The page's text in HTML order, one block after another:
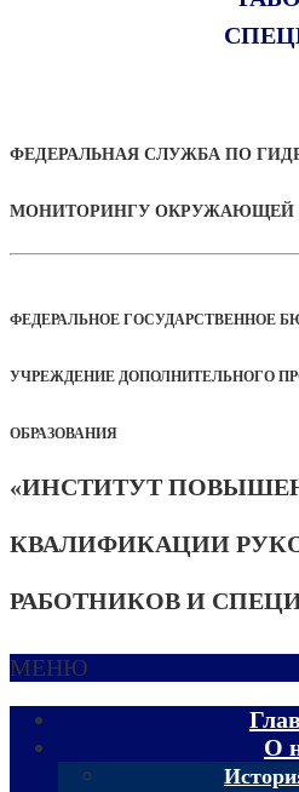
ФЕДЕРАЛЬНАЯ СЛУЖБА ПО
МОНИТОРИНГУ ОКРУЖАЮЩЕЙ
ФЕДЕРАЛЬНОЕ ГОСУДАРСТВЕННОЕ
УЧРЕЖДЕНИЕ ДОПОЛНИТЕЛЬНОГО
ОБРАЗОВАНИЯ
«ИНСТИТУТ
КВАЛИФИКАЦИИ
РАБОТНИКОВ И
МЕНЮ
О